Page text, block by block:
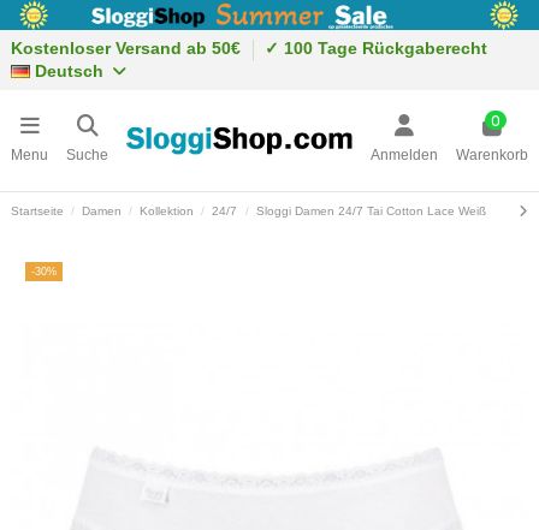
Kostenloser Versand ab 50€
✓ 100 Tage Rückgaberecht
Deutsch
Menu Suche Anmelden
0
Warenkorb
Startseite Damen Kollektion 24/7 Sloggi Damen 24/7 Tai Cotton Lace Weiß
-30%